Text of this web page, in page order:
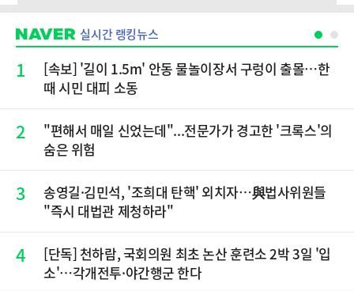
실시간 랭킹뉴스
1
[속보] '길이 1.5m' 안동 물놀이장서 구렁이 출몰…한
때 시민 대피 소동
2
"편해서 매일 신었는데"...전문가가 경고한 '크록스'의
숨은 위험
3
송영길·김민석, '조희대 탄핵' 외치자…與법사위원들
"즉시 대법관 제청하라"
4
[단독] 천하람, 국회의원 최초 논산 훈련소 2박 3일 '입
소'…각개전투·야간행군 한다